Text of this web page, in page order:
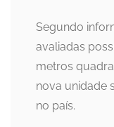
Segundo
avaliadas
metros
nova unidade
no país.